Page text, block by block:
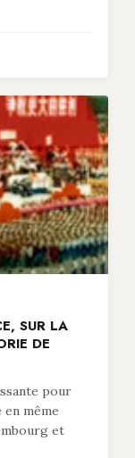
SUR LA
DE
pour
même
et